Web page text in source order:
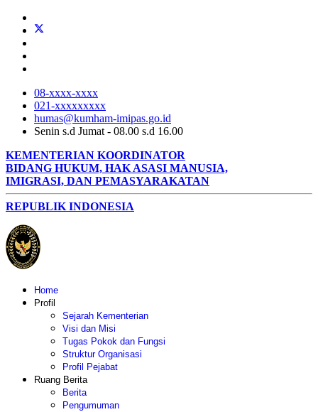
08-xxxx-xxxx
021-xxxxxxxxx
humas@kumham-imipas.go.id
Senin s.d Jumat - 08.00 s.d 16.00
KEMENTERIAN KOORDINATOR
BIDANG HUKUM, HAK ASASI MANUSIA,
IMIGRASI, DAN PEMASYARAKATAN
REPUBLIK INDONESIA
Home
Profil
Sejarah Kementerian
Visi dan Misi
Tugas Pokok dan Fungsi
Struktur Organisasi
Profil Pejabat
Ruang Berita
Berita
Pengumuman